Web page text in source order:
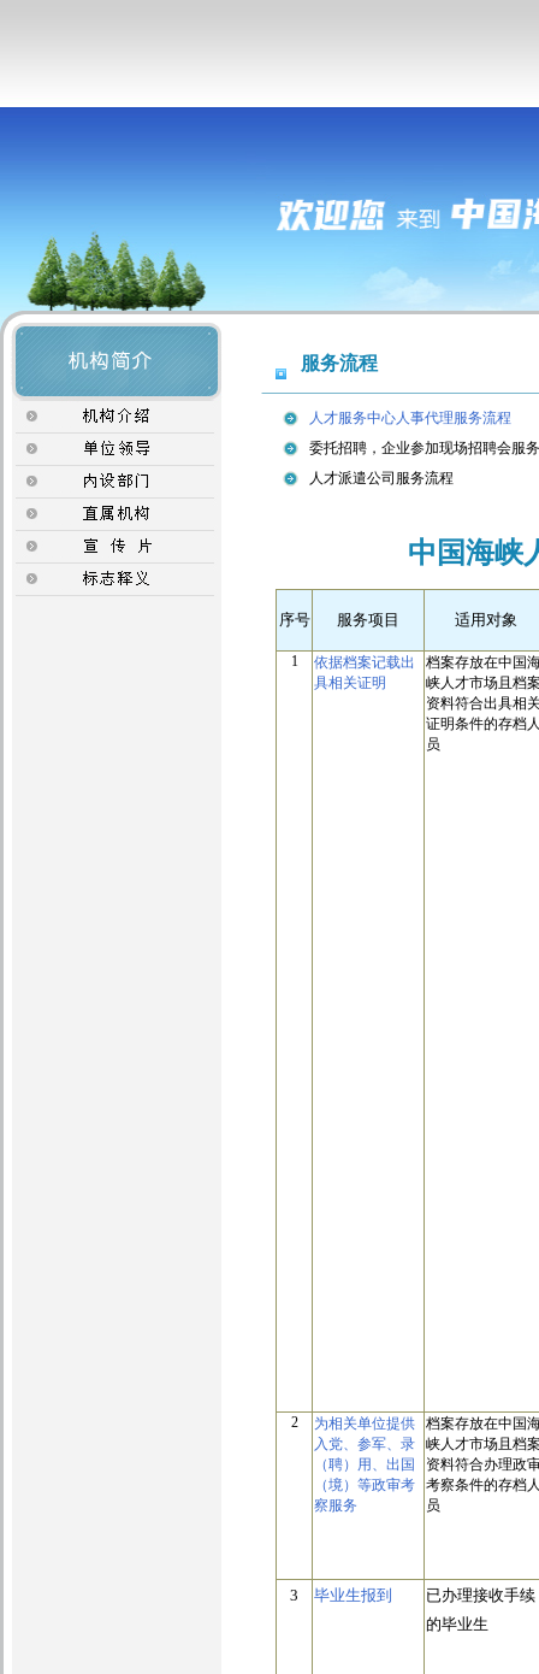
服务流程
人才服务中心人事代理服务流程
委托招聘，企业参加现场招聘会服
人才派遣公司服务流程
中国海峡
序号 服务项目 适用对象
1
依据档案记载出
具相关证明
档案存放在中国
峡人才市场且档
资料符合出具相
证明条件的存档
员
2
为相关单位提供
入党、参军、录
（聘）用、出国
（境）等政审考
察服务
档案存放在中国
峡人才市场且档
资料符合办理政
考察条件的存档
员
3 毕业生报到
已办理接收手续
的毕业生